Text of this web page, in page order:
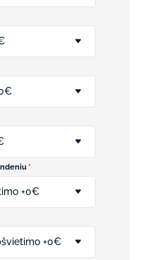
*
+0€
+0€